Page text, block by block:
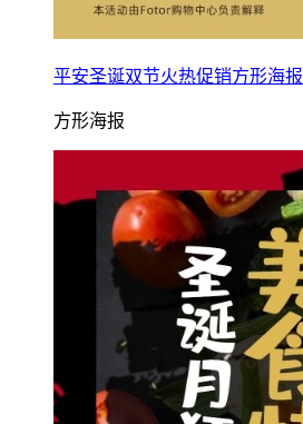
平安圣诞双节火热促销方形海报
方形海报